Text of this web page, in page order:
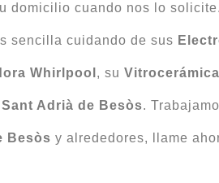
domicilio cuando nos lo
sencilla cuidando de sus
Whirlpool , su
Adrià de Besòs.
Besòs y alrededores, llame